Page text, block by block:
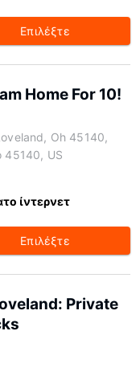
Επιλέξτε
Home For 10!
Oh 45140,
45140, US
ίντερνετ
Επιλέξτε
Private